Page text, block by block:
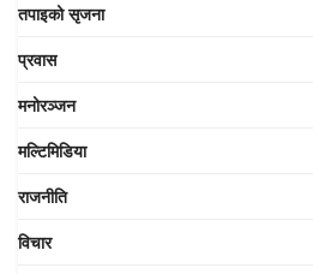
तपाइको सृजना
प्रवास
मनोरञ्जन
मल्टिमिडिया
राजनीति
विचार